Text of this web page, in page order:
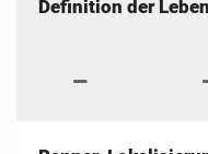
Definition der